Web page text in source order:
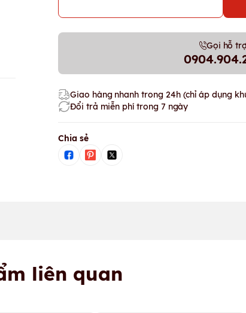
Gọi hỗ trợ
Giao hàng nhanh trong 24h (chỉ áp dụng
Đổi trả miễn phí trong 7 ngày
Chia sẻ
liên quan